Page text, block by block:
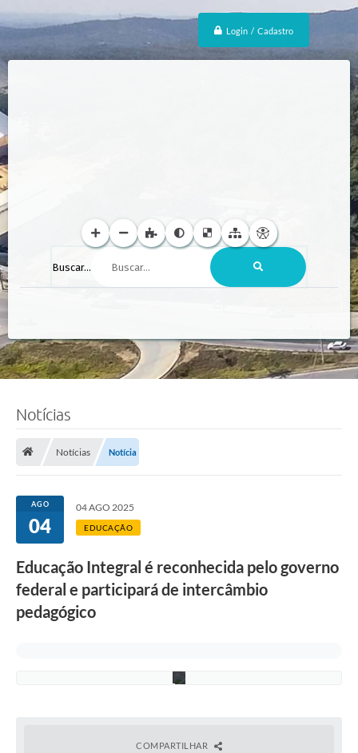
Login / Cadastro
Buscar...
Notícias
Notícias Notícia
AGO
04
04 AGO 2025
EDUCAÇÃO
Educação Integral é reconhecida pelo governo
federal e participará de intercâmbio
pedagógico
a
l
l
COMPARTILHAR